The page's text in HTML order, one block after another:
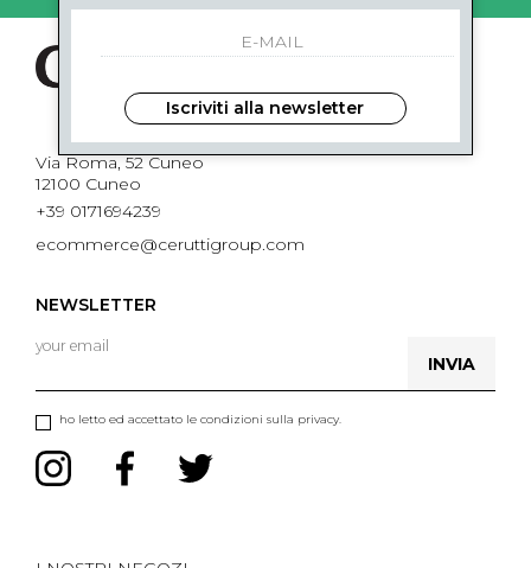
Via Roma, 52 Cuneo
12100 Cuneo
+39 0171694239
ecommerce@ceruttigroup.com
NEWSLETTER
ho letto ed accettato le condizioni sulla privacy.
INVIA
Iscriviti alla newsletter